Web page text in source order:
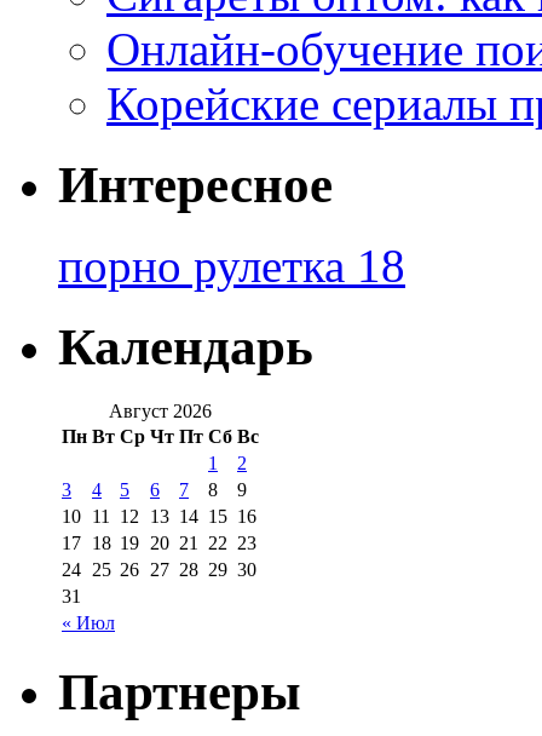
Онлайн-обучение
Корейские сериалы
Интересное
порно рулетка 18
Календарь
Август 2026
Пн Вт Ср Чт Пт Сб Вс
« Июл
1
2
3
4 5 6 7 8
9
10 11 12 13 14 15 16
17 18 19 20 21 22 23
24 25 26 27 28 29 30
31
Партнеры